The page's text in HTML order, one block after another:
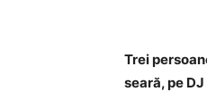
Trei
seară, pe